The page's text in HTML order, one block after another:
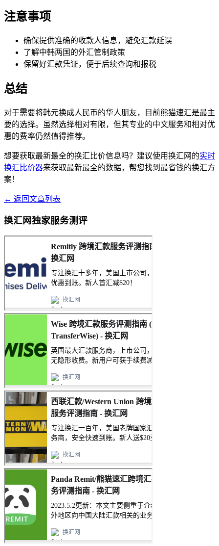
注意事项
确保提供准确的收款人信息，避免汇款延误
了解中韩两国的外汇管制政策
保留好汇款凭证，便于后续查询和报税
总结
对于需要将韩元换成人民币的华人朋友，目前熊猫速汇是最主
要的选择。虽然选择相对有限，但其专业的中文服务和相对优
惠的费率仍然值得推荐。
想要获取最新最全的换汇比价信息吗？建议使用换汇网的实时
换汇比价器来获取最新最全的数据，帮您找到最省钱的换汇方
案！
← 返回文章列表
换汇网独家服务测评